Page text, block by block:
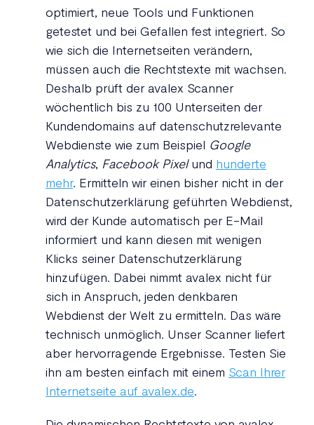
optimiert, neue Tools und Funktionen
getestet und bei Gefallen fest integriert. So
wie sich die Internetseiten verändern,
müssen auch die Rechtstexte mit wachsen.
Deshalb prüft der avalex Scanner
wöchentlich bis zu 100 Unterseiten der
Kundendomains auf datenschutzrelevante
Webdienste wie zum Beispiel Google
Analytics, Facebook Pixelund hunderte
mehr. Ermitteln wir einen bisher nicht in der
Datenschutzerklärung geführten Webdienst,
wird der Kunde automatisch per E-Mail
informiert und kann diesen mit wenigen
Klicks seiner Datenschutzerklärung
hinzufügen. Dabei nimmt avalex nicht für
sich in Anspruch, jeden denkbaren
Webdienst der Welt zu ermitteln. Das wäre
technisch unmöglich. Unser Scanner liefert
aber hervorragende Ergebnisse. Testen Sie
ihn am besten einfach mit einem Scan Ihrer
Internetseite auf avalex.de.